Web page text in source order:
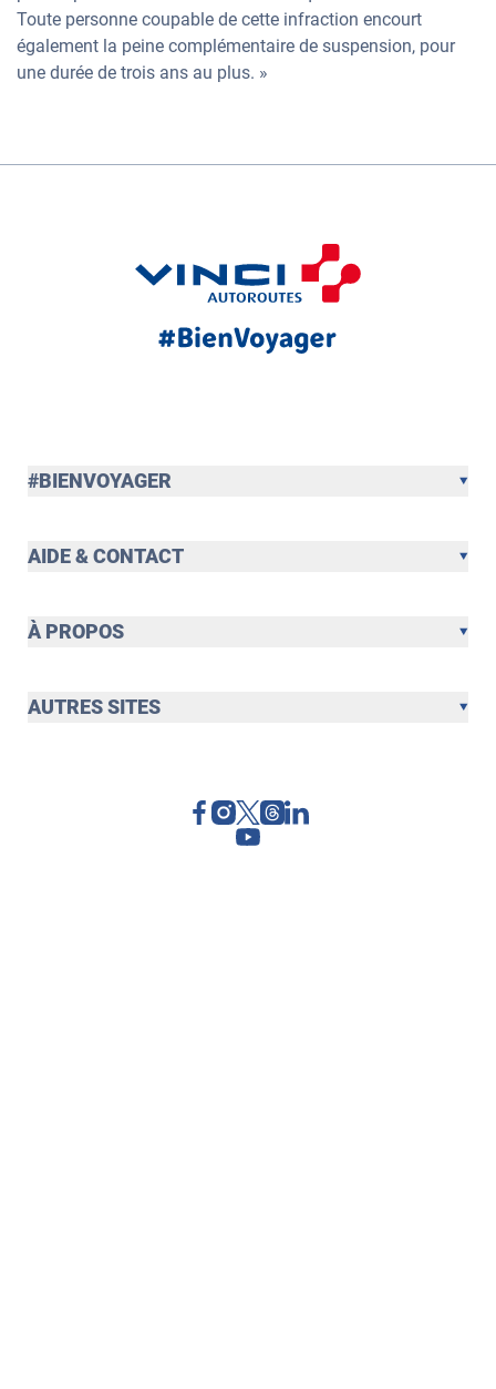
Toute personne coupable de cette infraction encourt
également la peine complémentaire de suspension, pour
une durée de trois ans au plus. »
#BIENVOYAGER
AIDE & CONTACT
À PROPOS
AUTRES SITES